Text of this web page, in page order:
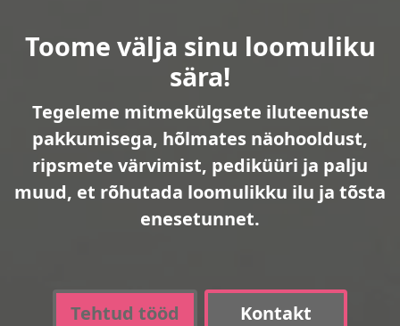
Toome välja sinu loomuliku
sära!
Tegeleme mitmekülgsete iluteenuste
pakkumisega, hõlmates näohooldust,
ripsmete värvimist, pediküüri ja palju
muud, et rõhutada loomulikku ilu ja tõsta
enesetunnet.
Tehtud tööd Kontakt